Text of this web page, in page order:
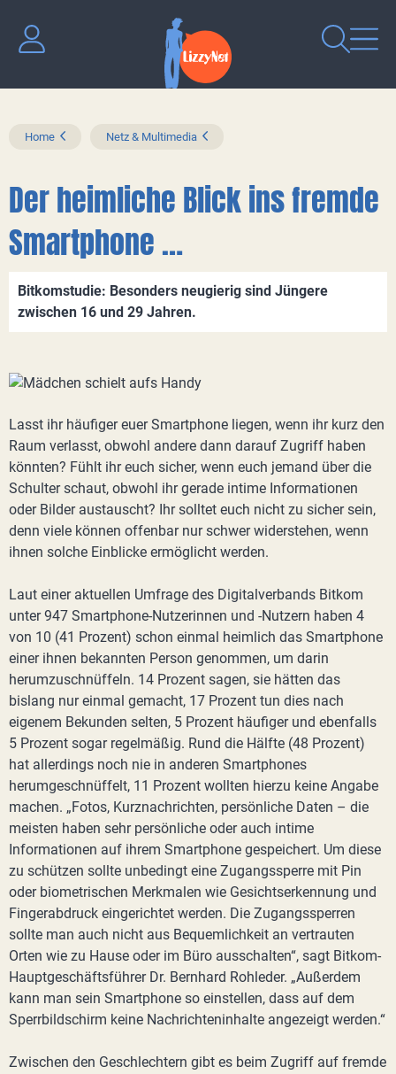
Home Netz & Multimedia
Der heimliche Blick ins fremde
Smartphone …
Bitkomstudie: Besonders neugierig sind Jüngere
zwischen 16 und 29 Jahren.
Lasst ihr häufiger euer Smartphone liegen, wenn ihr kurz den
Raum verlasst, obwohl andere dann darauf Zugriff haben
könnten? Fühlt ihr euch sicher, wenn euch jemand über die
Schulter schaut, obwohl ihr gerade intime Informationen
oder Bilder austauscht? Ihr solltet euch nicht zu sicher sein,
denn viele können offenbar nur schwer widerstehen, wenn
ihnen solche Einblicke ermöglicht werden.
Laut einer aktuellen Umfrage des Digitalverbands Bitkom
unter 947 Smartphone-Nutzerinnen und -Nutzern haben 4
von 10 (41 Prozent) schon einmal heimlich das Smartphone
einer ihnen bekannten Person genommen, um darin
herumzuschnüffeln. 14 Prozent sagen, sie hätten das
bislang nur einmal gemacht, 17 Prozent tun dies nach
eigenem Bekunden selten, 5 Prozent häufiger und ebenfalls
5 Prozent sogar regelmäßig. Rund die Hälfte (48 Prozent)
hat allerdings noch nie in anderen Smartphones
herumgeschnüffelt, 11 Prozent wollten hierzu keine Angabe
machen. „Fotos, Kurznachrichten, persönliche Daten – die
meisten haben sehr persönliche oder auch intime
Informationen auf ihrem Smartphone gespeichert. Um diese
zu schützen sollte unbedingt eine Zugangssperre mit Pin
oder biometrischen Merkmalen wie Gesichtserkennung und
Fingerabdruck eingerichtet werden. Die Zugangssperren
sollte man auch nicht aus Bequemlichkeit an vertrauten
Orten wie zu Hause oder im Büro ausschalten“, sagt Bitkom-
Hauptgeschäftsführer Dr. Bernhard Rohleder. „Außerdem
kann man sein Smartphone so einstellen, dass auf dem
Sperrbildschirm keine Nachrichteninhalte angezeigt werden.“
Zwischen den Geschlechtern gibt es beim Zugriff auf fremde